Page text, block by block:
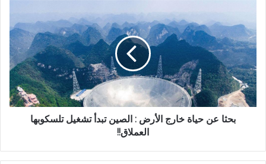
بحثا عن حياة خارج الأرض : الصين تبدأ تشغيل تلسكوبها
العملاق!!